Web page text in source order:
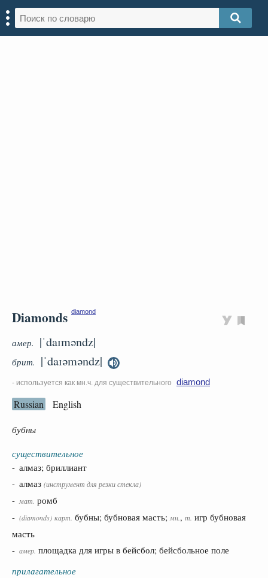
Diamonds diamond
амер. |ˈdaɪməndz|
брит. |ˈdaɪəməndz|
- используется как мн.ч. для существительного diamond
Russian English
бубны
существительное
- алмаз; бриллиант
- алмаз (инструмент для резки стекла)
-мат. ромб
- (diamonds) карт. бубны; бубновая масть;мн., т. игр бубновая
масть
- амер. площадка для игры в бейсбол; бейсбольное поле
прилагательное